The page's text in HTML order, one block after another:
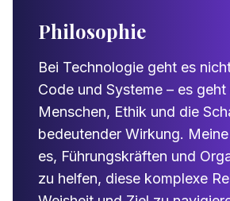
Philosophie
Bei Technologie geht es
Code und Systeme – es geht
Menschen, Ethik und die
bedeutender Wirkung.
es, Führungskräften und
zu helfen, diese komplexe